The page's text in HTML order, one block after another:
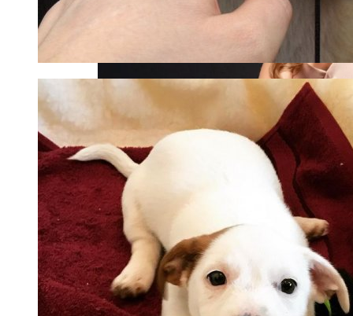
Умер 29-Летний Мужчина
Алёна Шоптенко Показала
Танцевальный Мастер-Класс На Пляже
В Турции